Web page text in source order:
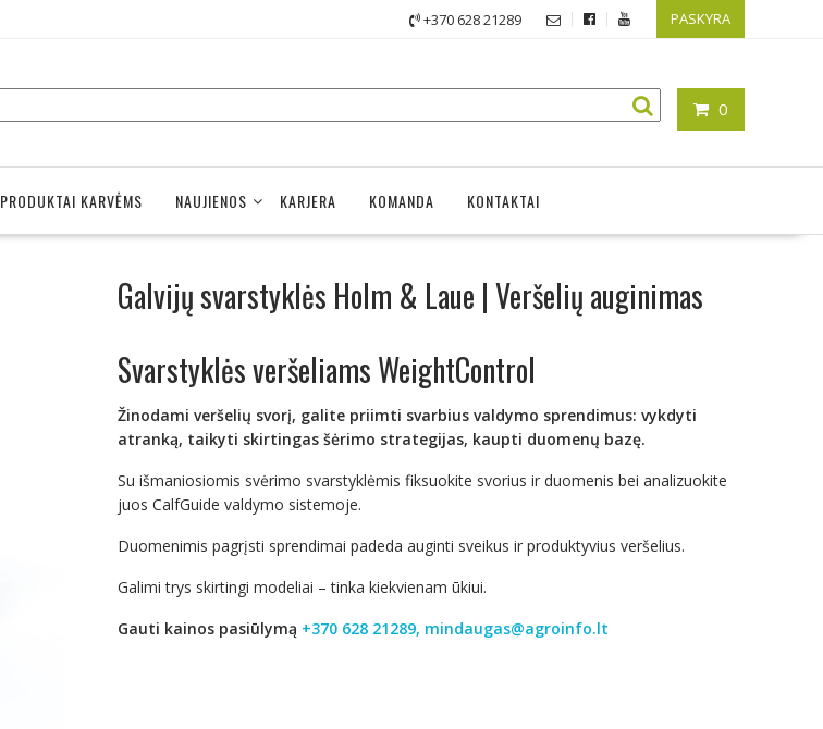
+370 628 21289 PASKYRA
0
PRODUKTAI KARVĖMS NAUJIENOS KARJERA KOMANDA KONTAKTAI
Galvijų svarstyklės Holm & Laue | Veršelių auginimas
Svarstyklės veršeliams WeightControl
Žinodami veršelių svorį, galite priimti svarbius valdymo sprendimus: vykdyti
atranką, taikyti skirtingas šėrimo strategijas, kaupti duomenų bazę.
Su išmaniosiomis svėrimo svarstyklėmis fiksuokite svorius ir duomenis bei analizuokite
juos CalfGuide valdymo sistemoje.
Duomenimis pagrįsti sprendimai padeda auginti sveikus ir produktyvius veršelius.
Galimi trys skirtingi modeliai – tinka kiekvienam ūkiui.
Gauti kainos pasiūlymą +370 628 21289, mindaugas@agroinfo.lt